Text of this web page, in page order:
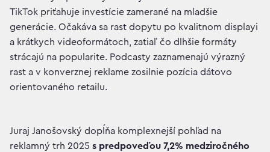
TikTok priťahuje investície zamerané na mladšie
generácie. Očakáva sa rast dopytu po kvalitnom displayi
a krátkych videoformátoch, zatiaľ čo dlhšie formáty
strácajú na popularite. Podcasty zaznamenajú výrazný
rast a v konverznej reklame zosilnie pozícia dátovo
orientovaného retailu.
Juraj Janošovský dopĺňa komplexnejší pohľad na
reklamný trh 2025 s predpoveďou 7,2% medziročného